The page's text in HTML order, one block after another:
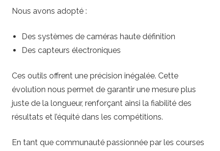
Nous avons adopté :
Des systèmes de caméras haute définition
Des capteurs électroniques
Ces outils offrent une précision inégalée. Cette
évolution nous permet de garantir une mesure plus
juste de la longueur, renforçant ainsi la fiabilité des
résultats et l’équité dans les compétitions.
En tant que communauté passionnée par les courses